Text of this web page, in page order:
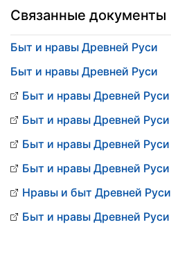
Связанные документы
Быт и нравы Древней Руси
Быт и нравы Древней Руси
Быт и нравы Древней Руси
Быт и нравы Древней Руси
Быт и нравы Древней Руси
Быт и нравы Древней Руси
Нравы и быт Древней Руси
Быт и нравы Древней Руси